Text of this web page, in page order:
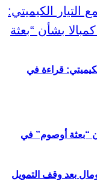
“بعثة أوصوم” في
قراءة في
بعد وقف التمويل